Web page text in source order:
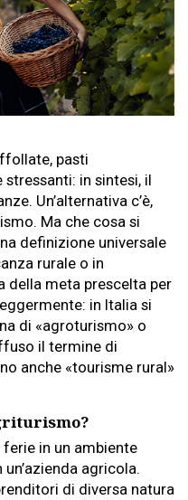
pasti
in sintesi, il
Un’alternativa c’è,
Ma che cosa si
definizione universale
rurale o in
della meta prescelta per
in Italia si
di «agroturismo» o
il termine di
anche «tourisme rural»
in un ambiente
agricola.
di diversa natura